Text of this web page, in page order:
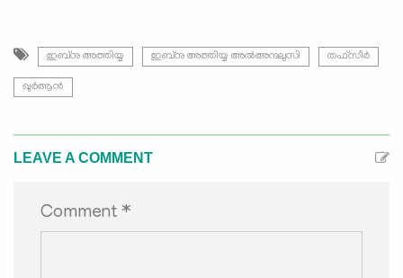
ഇബ്നു അത്തിയ്യ ഇബ്നു അത്തിയ്യ അൽഅന്ദലുസി തഫ്സീർ
ഖുർആൻ
LEAVE A COMMENT
Comment *